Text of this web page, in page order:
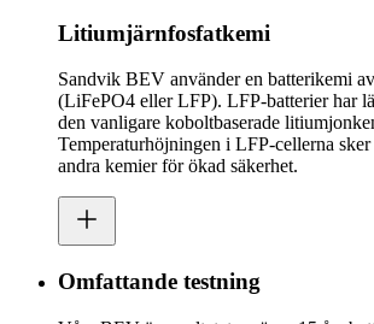
Litiumjärnfosfatkemi
Sandvik BEV använder en batterikemi
(LiFePO4 eller LFP). LFP-batterier har
den vanligare koboltbaserade
Temperaturhöjningen i LFP-cellerna
andra kemier för ökad säkerhet.
Omfattande testning